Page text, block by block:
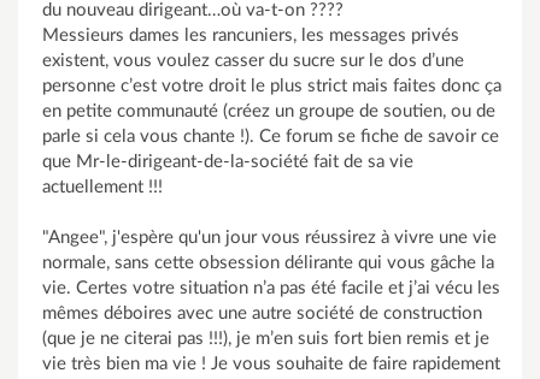
du nouveau dirigeant…où va-t-on ????
Messieurs dames les rancuniers, les messages privés
existent, vous voulez casser du sucre sur le dos d’une
personne c’est votre droit le plus strict mais faites donc ça
en petite communauté (créez un groupe de soutien, ou de
parle si cela vous chante !). Ce forum se fiche de savoir ce
que Mr-le-dirigeant-de-la-société fait de sa vie
actuellement !!!
"Angee", j'espère qu'un jour vous réussirez à vivre une vie
normale, sans cette obsession délirante qui vous gâche la
vie. Certes votre situation n’a pas été facile et j’ai vécu les
mêmes déboires avec une autre société de construction
(que je ne citerai pas !!!), je m’en suis fort bien remis et je
vie très bien ma vie ! Je vous souhaite de faire rapidement